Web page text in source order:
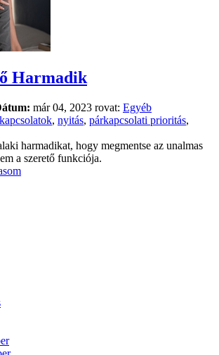
Harmadik
már 04, 2023 rovat: Egyéb
, nyitás, párkapcsolati prioritás,
harmadikat, hogy megmentse az unalmas
a szerető funkciója.